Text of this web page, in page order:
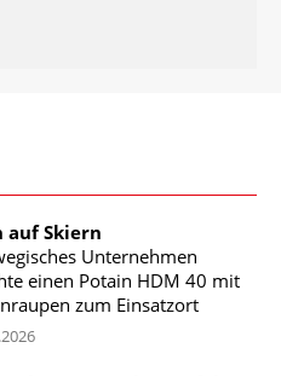
auf Skiern
Unternehmen
einen Potain HDM 40 mit
zum Einsatzort